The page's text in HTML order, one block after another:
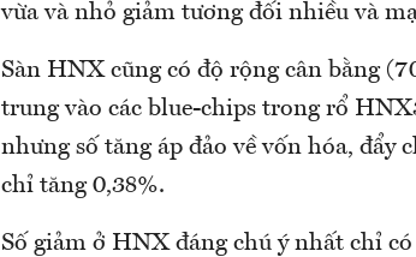
vừa và nhỏ giảm tương đối nhiều và
Sàn HNX cũng có độ rộng cân bằng
trung vào các blue-chips trong rổ
nhưng số tăng áp đảo về vốn hóa,
chỉ tăng 0,38%.
Số giảm ở HNX đáng chú ý nhất chỉ